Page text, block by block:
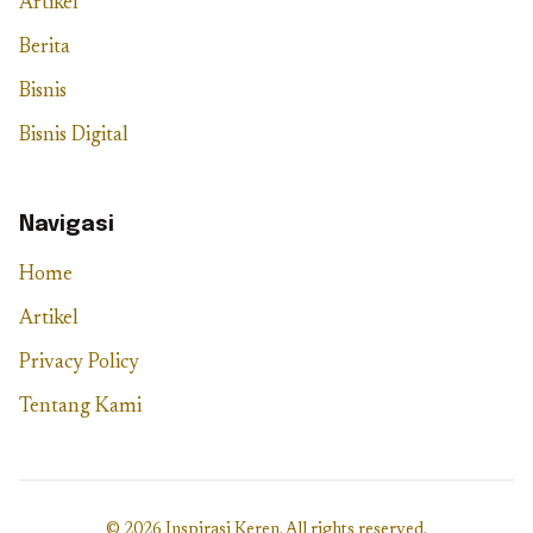
Artikel
Berita
Bisnis
Bisnis Digital
Navigasi
Home
Artikel
Privacy Policy
Tentang Kami